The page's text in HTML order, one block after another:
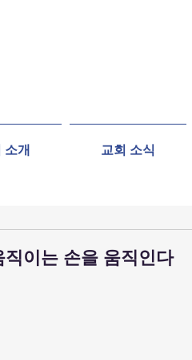
소개 교회 소식
이는 손을 움직인다